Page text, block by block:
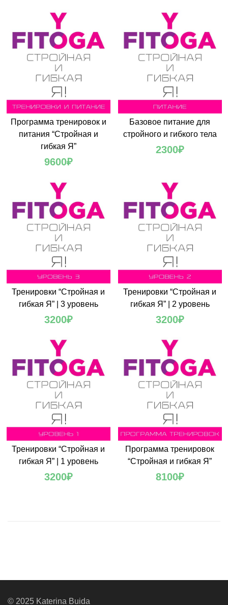
Программа тренировок и
питания “Стройная и
гибкая Я”
9600₽
Базовое питание для
стройного и гибкого тела
2300₽
Тренировки “Стройная и
гибкая Я” | 3 уровень
3200₽
Тренировки “Стройная и
гибкая Я” | 2 уровень
3200₽
Тренировки “Стройная и
гибкая Я” | 1 уровень
3200₽
Программа тренировок
“Стройная и гибкая Я”
8100₽
© 2025 Katerina Buida